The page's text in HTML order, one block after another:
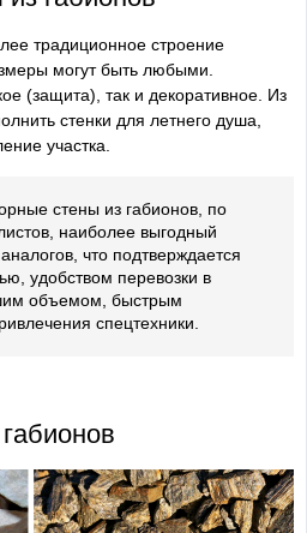
традиционное строение
могут быть любыми.
(защита), так и декоративное. Из
стенки для летнего душа,
участка.
стены из габионов, по
наиболее выгодный
что подтверждается
удобством перевозки в
объемом, быстрым
спецтехники.